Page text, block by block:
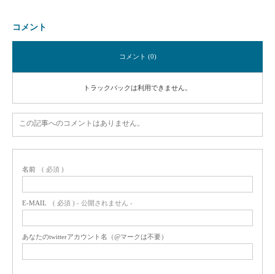
コメント
コメント (0)
トラックバックは利用できません。
この記事へのコメントはありません。
名前 ( 必須 )
E-MAIL ( 必須 ) - 公開されません -
あなたのtwitterアカウント名（@マークは不要）